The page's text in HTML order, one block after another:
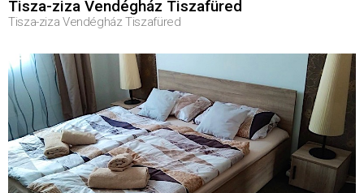
Tisza-ziza Vendégház Tiszafüred
Tisza-ziza Vendégház Tiszafüred